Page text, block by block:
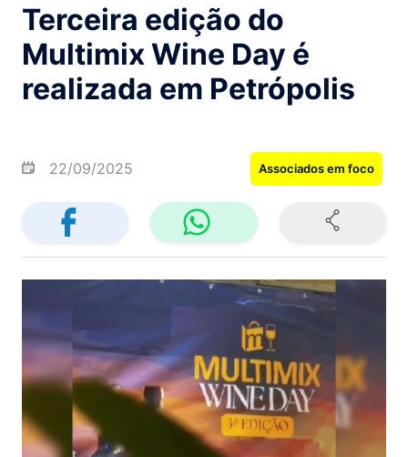
Terceira edição do
Multimix Wine Day é
realizada em Petrópolis
22/09/2025 Associados em foco